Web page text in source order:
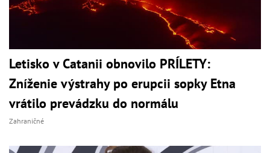
Letisko v Catanii obnovilo PRÍLETY:
Zníženie výstrahy po erupcii sopky Etna
vrátilo prevádzku do normálu
Zahraničné